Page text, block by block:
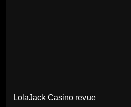
LolaJack Casino revue